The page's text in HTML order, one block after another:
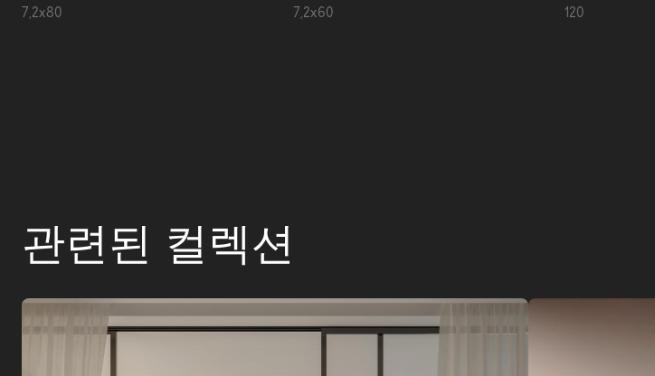
7,2x80
7,2x60
120
관련된 컬렉션